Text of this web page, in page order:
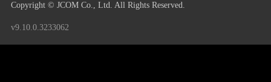
Copyright © JCOM Co., Ltd. All Rights Reserved.
v9.10.0.3233062